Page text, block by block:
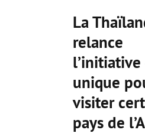
La
relance
l’initiative
unique
visiter
pays de